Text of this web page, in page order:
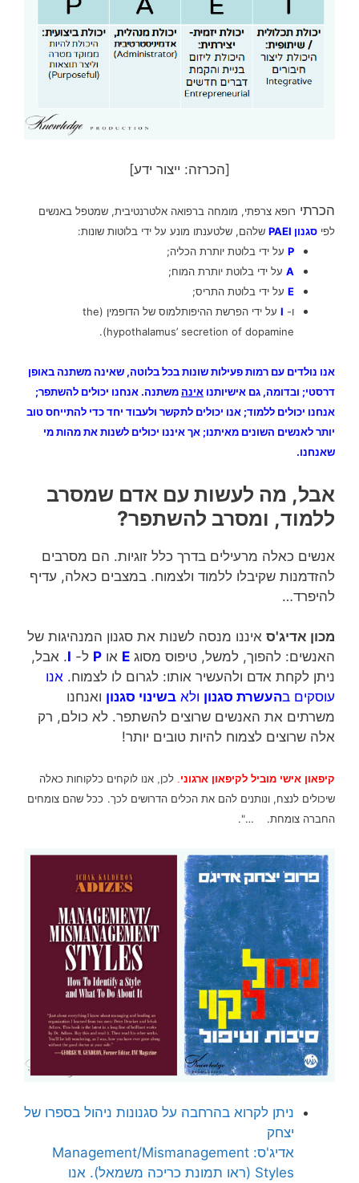
[הכרזה: ייצור ידע]
הכרתי רופא צרפתי, מומחה ברפואה אלטרנטיבית, שמטפל באנשים
לפי סגנון PAEI
שלהם, שלטענתו מונע על ידי בלוטות שונות:
P על ידי בלוטת יותרת הכליה;
A על ידי בלוטת יותרת המוח;
E על ידי בלוטת התריס;
ו- I
על ידי הפרשת ההיפותלמוס של הדופמין (the
hypothalamus’ secretion of dopamine).
אנו נולדים עם רמות פעילות שונות בכל בלוטה, שאינה משתנה באופן
דרסטי; ובדומה, גם אישיותנו אינה משתנה. אנחנו יכולים להשתפר;
אנחנו יכולים ללמוד; אנו יכולים לתקשר ולעבוד יחד כדי להתייחס טוב
יותר לאנשים השונים מאיתנו; אך איננו יכולים לשנות את מהות מי
שאנחנו.
אבל, מה לעשות עם אדם שמסרב
ללמוד, ומסרב להשתפר?
אנשים כאלה מרעילים בדרך כלל זוגיות. הם מסרבים
להזדמנות שקיבלו ללמוד ולצמוח. במצבים כאלה, עדיף
להיפרד…
מכון אדיג'ס איננו מנסה לשנות את סגנון המנהיגות של
האנשים: להפוך, למשל, טיפוס מסוג E או P ל- I. אבל,
ניתן לקחת אדם ולהעשיר אותו: לגרום לו לצמוח. אנו
עוסקים בהעשרת סגנון ולא בשינוי סגנון ואנחנו
משרתים את האנשים שרוצים להשתפר. לא כולם, רק
אלה שרוצים לצמוח להיות טובים יותר!
קיפאון אישי מוביל לקיפאון ארגוני לכן, אנו לוקחים כלקוחות כאלה
שיכולים לנצח, ונותנים להם את הכלים הדרושים לכך. ככל שהם צומחים
החברה צומחת. …".
ניתן לקרוא בהרחבה על סגנונות ניהול בספרו של
יצחק
אדיג'ס: Management/Mismanagement
Styles (ראו תמונת כריכה משמאל).
אנו